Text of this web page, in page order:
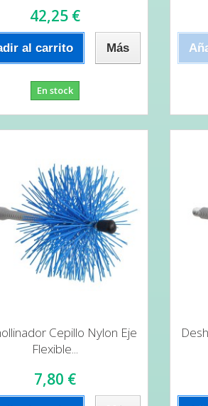
42,25 €
al carrito Más
En stock
Cepillo Nylon Eje
Flexible...
7,80 €